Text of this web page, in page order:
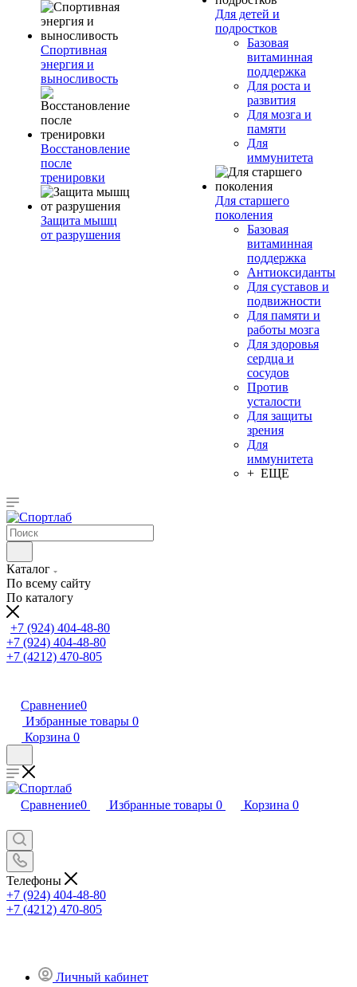
Спортивная
энергия и
выносливость
Восстановление
после
тренировки
Защита мышц
от разрушения
Для детей и
подростков
Базовая
витаминная
поддержка
Для роста и
развития
Для мозга и
памяти
Для
иммунитета
Для старшего
поколения
Базовая
витаминная
поддержка
Антиоксиданты
Для суставов и
подвижности
Для памяти и
работы мозга
Для здоровья
сердца и
сосудов
Против
усталости
Для защиты
зрения
Для
иммунитета
+ ЕЩЕ
Каталог
По всему сайту
По каталогу
+7 (924) 404-48-80
+7 (924) 404-48-80
+7 (4212) 470-805
Сравнение0
Избранные товары 0
Корзина 0
Сравнение0 Избранные товары 0 Корзина 0
Телефоны
+7 (924) 404-48-80
+7 (4212) 470-805
Личный кабинет